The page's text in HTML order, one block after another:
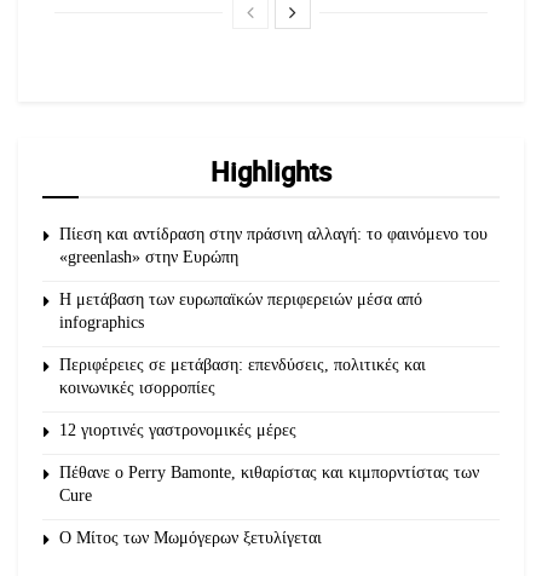
Highlights
Πίεση και αντίδραση στην πράσινη αλλαγή: το φαινόμενο του
«greenlash» στην Ευρώπη
Η μετάβαση των ευρωπαϊκών περιφερειών μέσα από
infographics
Περιφέρειες σε μετάβαση: επενδύσεις, πολιτικές και
κοινωνικές ισορροπίες
12 γιορτινές γαστρονομικές μέρες
Πέθανε ο Perry Bamonte, κιθαρίστας και κιμπορντίστας των
Cure
O Μίτος των Μωμόγερων ξετυλίγεται